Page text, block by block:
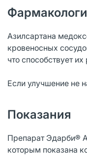
Азилсартана
кровеносных
что способствует
Если улучшение не
Показания
Препарат Эдарби®
которым показана